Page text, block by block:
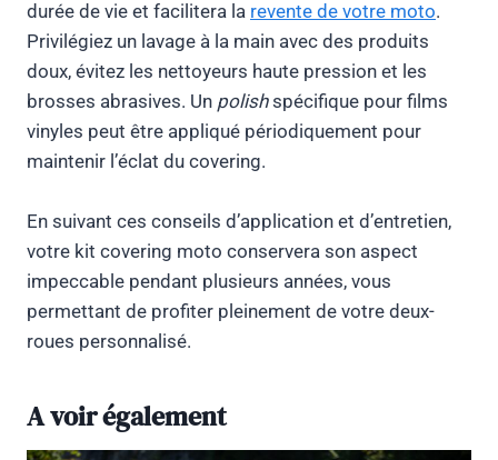
durée de vie et facilitera la revente de votre moto.
Privilégiez un lavage à la main avec des produits
doux, évitez les nettoyeurs haute pression et les
brosses abrasives. Un polishspécifique pour films
vinyles peut être appliqué périodiquement pour
maintenir l’éclat du covering.
En suivant ces conseils d’application et d’entretien,
votre kit covering moto conservera son aspect
impeccable pendant plusieurs années, vous
permettant de profiter pleinement de votre deux-
roues personnalisé.
A voir également